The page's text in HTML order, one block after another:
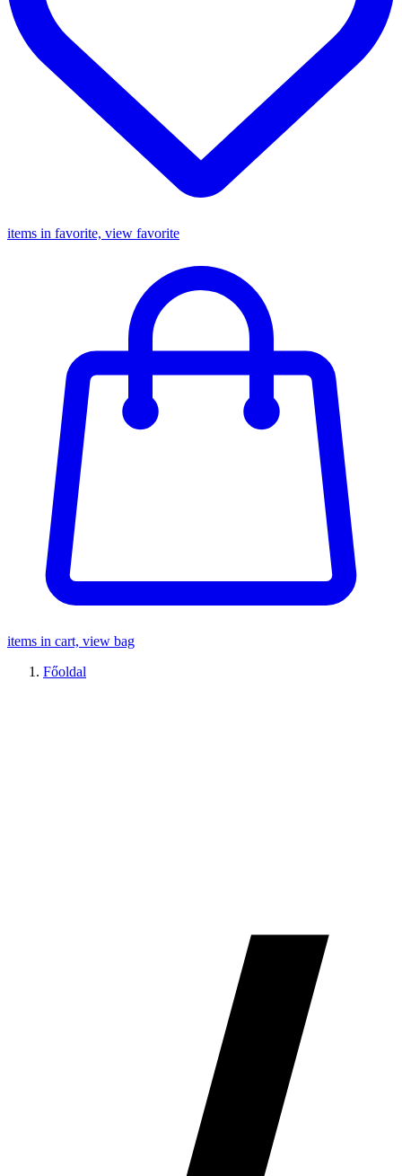
items in favorite, view favorite
items in cart, view bag
Főoldal